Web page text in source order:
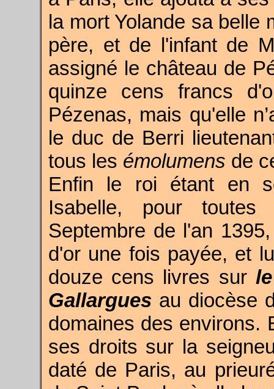
la mort Yolande sa belle
père, et de l'infant de
assigné le château de
quinze cens francs
Pézenas, mais qu'elle
le duc de Berri
tous les émolumens de
Enfin le roi étant en
Isabelle, pour
Septembre de l'an
d'or une fois payée, et
douze cens livres sur
Gallargues au diocèse
domaines des environs.
ses droits sur la
daté de Paris, au